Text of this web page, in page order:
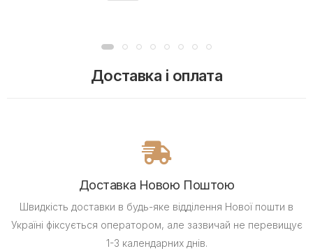
Доставка і оплата
Доставка Новою Поштою
Швидкість доставки в будь-яке відділення Нової пошти в
Україні фіксується оператором, але зазвичай не перевищує
1-3 календарних днів.